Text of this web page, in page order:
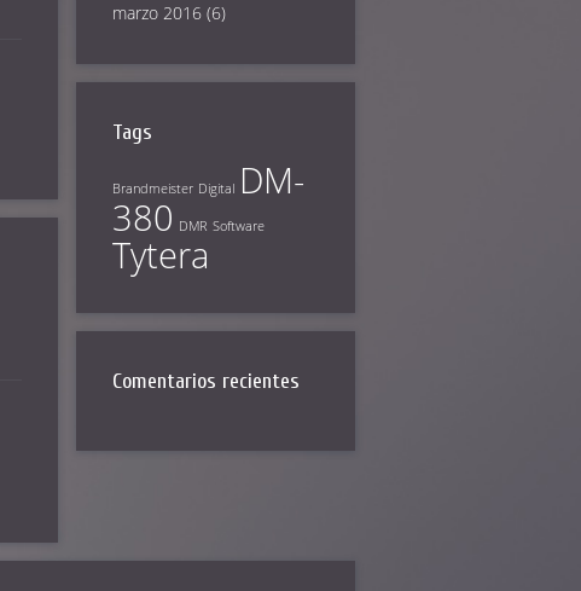
marzo 2016(6)
Tags
Brandmeister Digital DM-
380 DMR Software
Tytera
Comentarios recientes